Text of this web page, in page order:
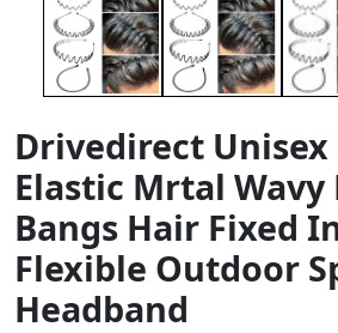
Drivedirect Unisex
Elastic Mrtal Wavy
Bangs Hair Fixed
Flexible Outdoor
Headband